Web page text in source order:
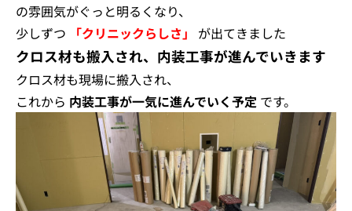
の雰囲気がぐっと明るくなり、
少しずつ
「クリニックらしさ」 が出てきました
クロス材も搬入され、内装工事が進んでいきます
クロス材も現場に搬入され、
これから 内装工事が一気に進んでいく予定 です。